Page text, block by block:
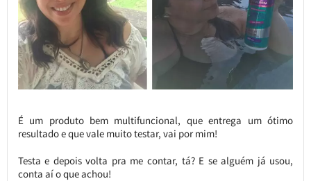
É um produto bem multifuncional, que entrega um ótimo
resultado e que vale muito testar, vai por mim!
Testa e depois volta pra me contar, tá? E se alguém já usou,
conta aí o que achou!